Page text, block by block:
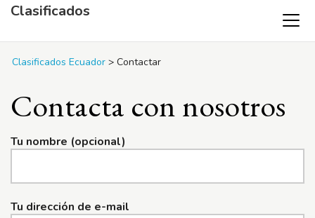
Clasificados
Clasificados Ecuador > Contactar
Contacta con nosotros
Tu nombre (opcional)
Tu dirección de e-mail